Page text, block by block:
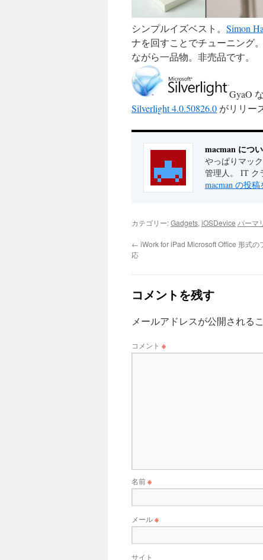
シンプルイズベスト。 Simon
ナを回すことでチューニング
ながら一品物。非売品です。
GyaO
Silverlight 4.0.50826.0 がリリー
macman につ
やっぱりマッ
管理人。 IT ク
macman の投
カテゴリー:Gadgets, iOSDevice パーマ
← iWork for iPad Microsoft Office 形式の
応
コメントを残す
メールアドレスが公開される
コメント ※
名前※
メール※
サイト